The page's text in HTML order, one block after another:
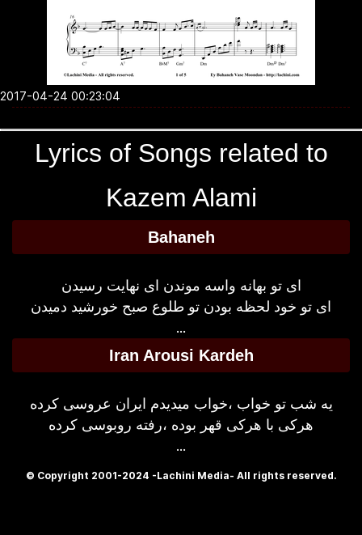
2017-04-24 00:23:04
Lyrics of Songs related to
Kazem Alami
Bahaneh
ای تو بهانه واسه موندن ای نهایت رسیدن
ای تو خود لحظه بودن تو طلوع صبح خورشید دمیدن
...
Iran Arousi Kardeh
یه شب تو خواب ،خواب میدیدم ایران عروسی کرده
هرکی با هرکی قهر بوده ،رفته روبوسی کرده
...
© Copyright 2001-2024 -Lachini Media- All rights reserved.